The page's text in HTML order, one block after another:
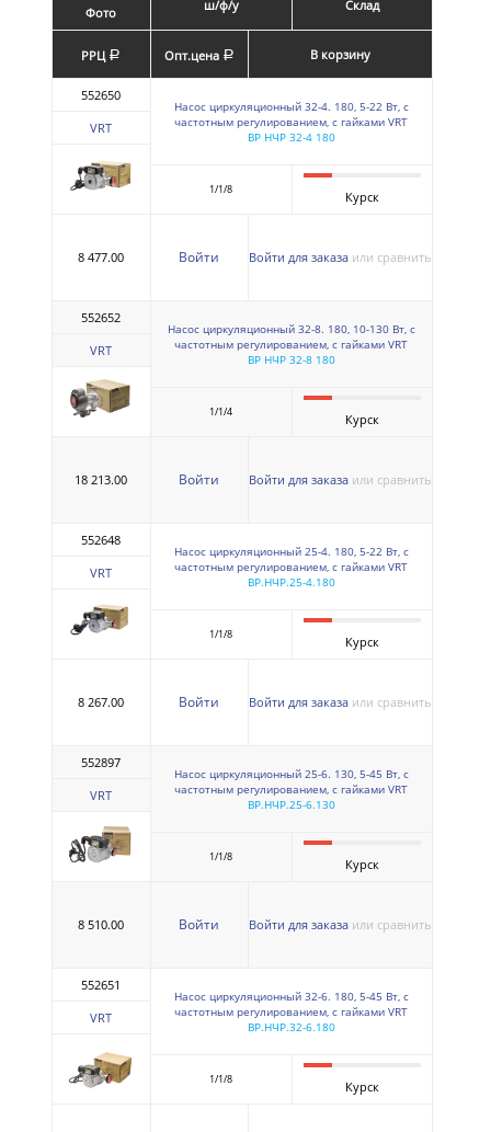
Фото
ш/ф/у Склад
РРЦ a Опт.цена a В корзину
552650
VRT
Насос циркуляционный 32-4. 180, 5-22 Вт, с
частотным регулированием, с гайками VRT
ВР НЧР 32-4 180
1/1/8 Курск
8 477.00 Войти Войти для заказа или сравнить
552652
VRT
Насос циркуляционный 32-8. 180, 10-130 Вт, с
частотным регулированием, с гайками VRT
ВР НЧР 32-8 180
1/1/4 Курск
18 213.00 Войти Войти для заказа или сравнить
552648
VRT
Насос циркуляционный 25-4. 180, 5-22 Вт, с
частотным регулированием, с гайками VRT
ВР.НЧР.25-4.180
1/1/8 Курск
8 267.00 Войти Войти для заказа или сравнить
552897
VRT
Насос циркуляционный 25-6. 130, 5-45 Вт, с
частотным регулированием, с гайками VRT
ВР.НЧР.25-6.130
1/1/8 Курск
8 510.00 Войти Войти для заказа или сравнить
552651
VRT
Насос циркуляционный 32-6. 180, 5-45 Вт, с
частотным регулированием, с гайками VRT
ВР.НЧР.32-6.180
1/1/8 Курск